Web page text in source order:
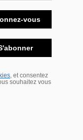
vous
, et consentez
souhaitez vous